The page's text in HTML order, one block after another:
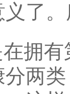
了
拥
两